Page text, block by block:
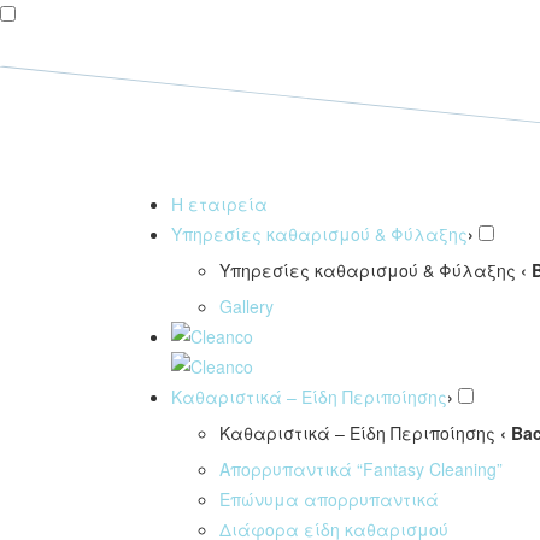
Η εταιρεία
Υπηρεσίες καθαρισμού & Φύλαξης›
Υπηρεσίες καθαρισμού & Φύλαξης ‹
Gallery
Καθαριστικά – Είδη Περιποίησης›
Καθαριστικά – Είδη Περιποίησης ‹
Απορρυπαντικά “Fantasy Cleaning”
Επώνυμα απορρυπαντικά
Διάφορα είδη καθαρισμού